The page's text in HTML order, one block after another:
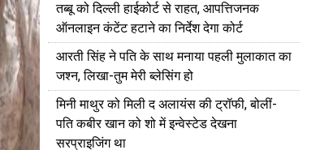
तब्बू को दिल्ली हाईकोर्ट से राहत, आपत्तिजनक
ऑनलाइन कंटेंट हटाने का निर्देश देगा कोर्ट
आरती सिंह ने पति के साथ मनाया पहली मुलाकात का
जश्न, लिखा-तुम मेरी ब्लेसिंग हो
मिनी माथुर को मिली द अलायंस की ट्रॉफी, बोलीं-
पति कबीर खान को शो में इन्वेस्टेड देखना
सरप्राइजिंग था